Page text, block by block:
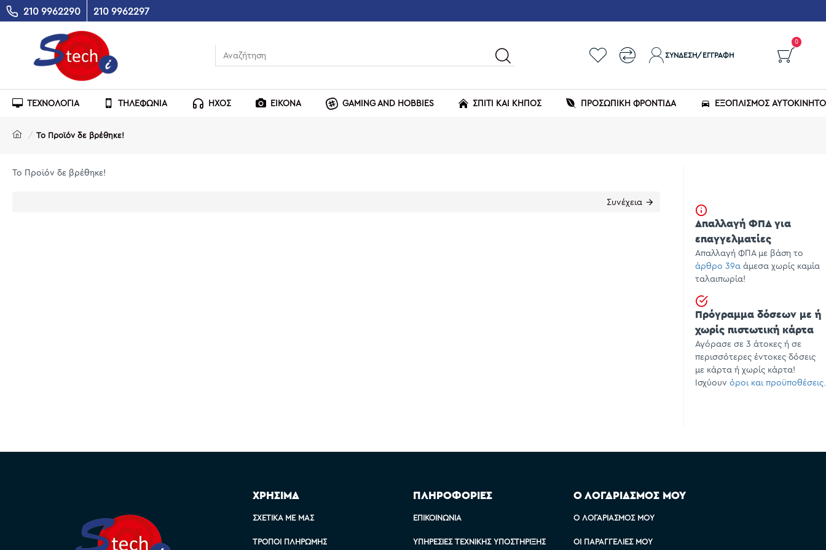
210 9962290 210 9962297
ΣΎΝΔΕΣΗ/ΕΓΓΡΑΦΉ
0
ΤΕΧΝΟΛΟΓΙΑ ΤΗΛΕΦΩΝΙΑ ΗΧΟΣ ΕΙΚΟΝΑ GAMING AND HOBBIES ΣΠΙΤΙ ΚΑΙ ΚΗΠΟΣ ΠΡΟΣΩΠΙΚΗ ΦΡΟΝΤΙΔΑ ΕΞΟΠΛΙΣΜΌΣ
Το Προϊόν δε βρέθηκε!
Το Προϊόν δε βρέθηκε!
Συνέχεια
Απαλλαγή ΦΠΑ για
επαγγελματίες
Απαλλαγή ΦΠΑ με βάση το
άρθρο 39α άμεσα χωρίς καμία
ταλαιπωρία!
Πρόγραμμα δόσεων με ή
χωρίς πιστωτική κάρτα
Αγόρασε σε 3 άτοκες ή σε
περισσότερες έντοκες δόσεις
με κάρτα ή χωρίς κάρτα!
Ισχύουν όροι και προϋποθέσεις.
ΧΡΗΣΙΜΑ
ΣΧΕΤΙΚΆ ΜΕ ΜΑΣ
ΤΡΌΠΟΙ ΠΛΗΡΩΜΉΣ
ΠΛΗΡΟΦΟΡΙΕΣ
ΕΠΙΚΟΙΝΩΝΊΑ
ΥΠΗΡΕΣΊΕΣ ΤΕΧΝΙΚΉΣ ΥΠΟΣΤΉΡΙΞΗΣ
Ο ΛΟΓΑΡΙΑΣΜΟΣ ΜΟΥ
Ο ΛΟΓΑΡΙΑΣΜΌΣ ΜΟΥ
ΟΙ ΠΑΡΑΓΓΕΛΊΕΣ ΜΟΥ